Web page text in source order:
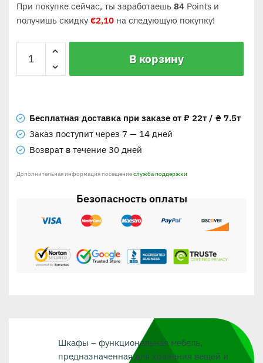
При покупке сейчас, ты заработаешь 84Points и
получишь скидку €2,10на следующую покупку!
В корзину
Бесплатная доставка при заказе от ₽ 22т / ₴ 7.5т
Заказ поступит через 7 — 14 дней
Возврат в течение 30 дней
Дополнительная информация посещениеслужба поддержки
Безопасность оплаты
Шкафы – функциональная мебель,
предназначенная для хранения вещей и